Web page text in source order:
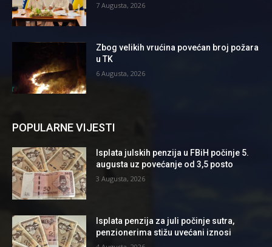
7 Augusta, 2026
Zbog velikih vrućina povećan broj požara
u TK
6 Augusta, 2026
POPULARNE VIJESTI
Isplata julskih penzija u FBiH počinje 5.
augusta uz povećanje od 3,5 posto
3 Augusta, 2026
Isplata penzija za juli počinje sutra,
penzionerima stižu uvećani iznosi